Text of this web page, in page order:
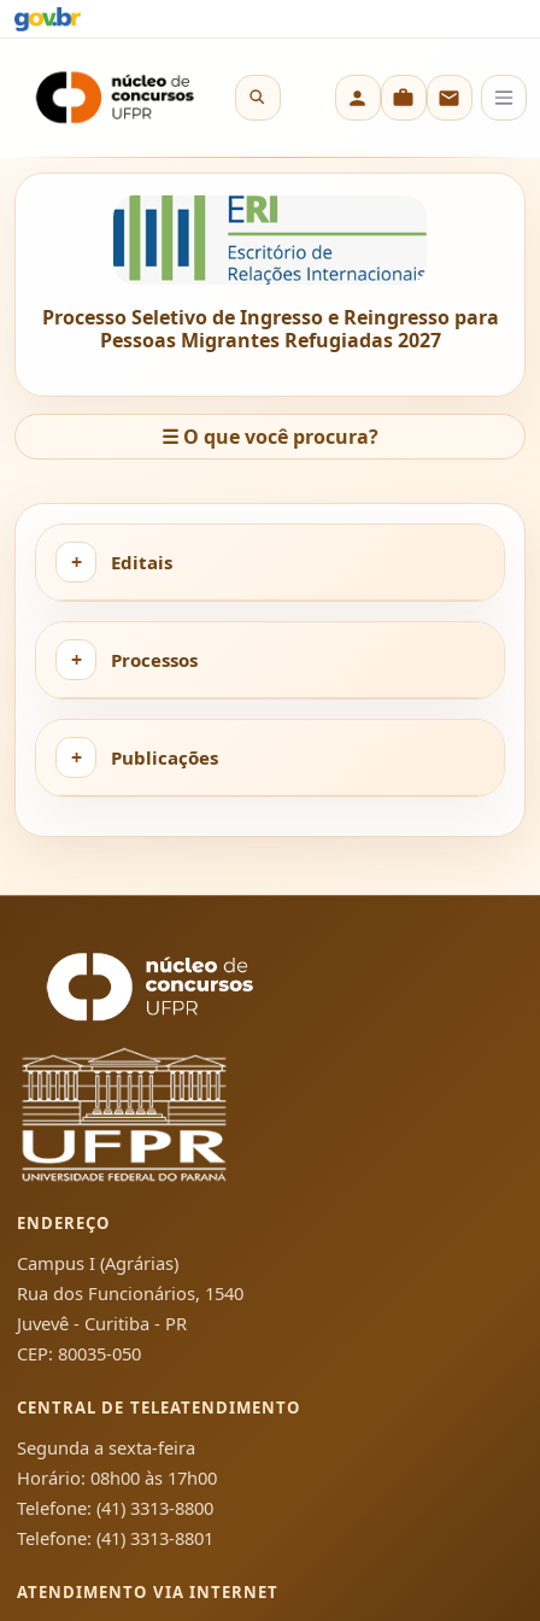
Processo Seletivo de Ingresso e Reingresso para
Pessoas Migrantes Refugiadas 2027
☰ O que você procura?
Editais
Processos
Publicações
ENDEREÇO
Campus I (Agrárias)
Rua dos Funcionários, 1540
Juvevê - Curitiba - PR
CEP: 80035-050
CENTRAL DE TELEATENDIMENTO
Segunda a sexta-feira
Horário: 08h00 às 17h00
Telefone: (41) 3313-8800
Telefone: (41) 3313-8801
ATENDIMENTO VIA INTERNET